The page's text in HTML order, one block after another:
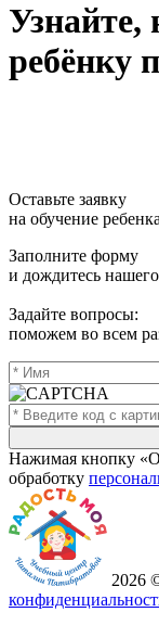
ребёнку
Оставьте заявку
на обучение ребенка
Заполните форму
и дождитесь
Задайте вопросы:
поможем во всем
Нажимая кнопку
обработку
2026